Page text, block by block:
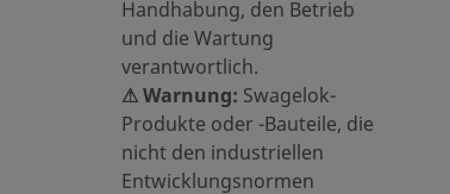
Handhabung, den Betrieb
und die Wartung
verantwortlich.
⚠ Warnung: Swagelok-
Produkte oder -Bauteile, die
nicht den industriellen
Entwicklungsnormen